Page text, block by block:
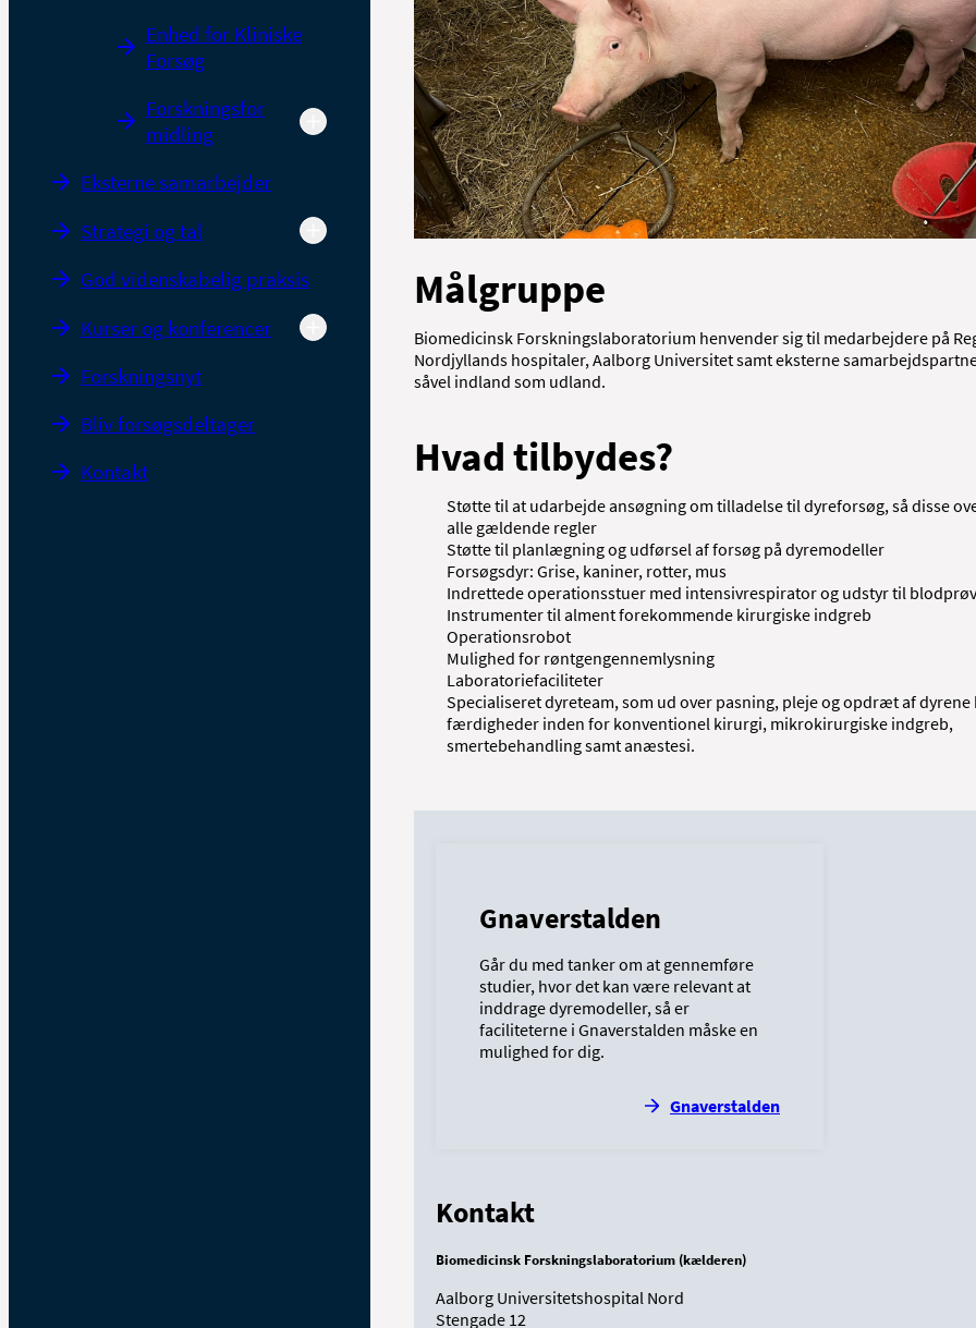
Enhed for Kliniske
Forsøg
Forskningsfor
midling
Eksterne samarbejder
Strategi og tal
God videnskabelig praksis
Kurser og konferencer
Forskningsnyt
Bliv forsøgsdeltager
Kontakt
Målgruppe
Biomedicinsk Forskningslaboratorium henvender sig til medarbejdere på
Nordjyllands hospitaler, Aalborg Universitet samt eksterne
såvel indland som udland.
Hvad tilbydes?
Støtte til at udarbejde ansøgning om tilladelse til dyreforsøg, så disse
alle gældende regler
Støtte til planlægning og udførsel af forsøg på dyremodeller
Forsøgsdyr: Grise, kaniner, rotter, mus
Indrettede operationsstuer med intensivrespirator og udstyr til
Instrumenter til alment forekommende kirurgiske indgreb
Operationsrobot
Mulighed for røntgengennemlysning
Laboratoriefaciliteter
Specialiseret dyreteam, som ud over pasning, pleje og opdræt af dyrene
færdigheder inden for konventionel kirurgi, mikrokirurgiske indgreb,
smertebehandling samt anæstesi.
Gnaverstalden
Går du med tanker om at gennemføre
studier, hvor det kan være relevant at
inddrage dyremodeller, så er
faciliteterne i Gnaverstalden måske en
mulighed for dig.
Gnaverstalden
Kontakt
Biomedicinsk Forskningslaboratorium (kælderen)
Aalborg Universitetshospital Nord
Stengade 12